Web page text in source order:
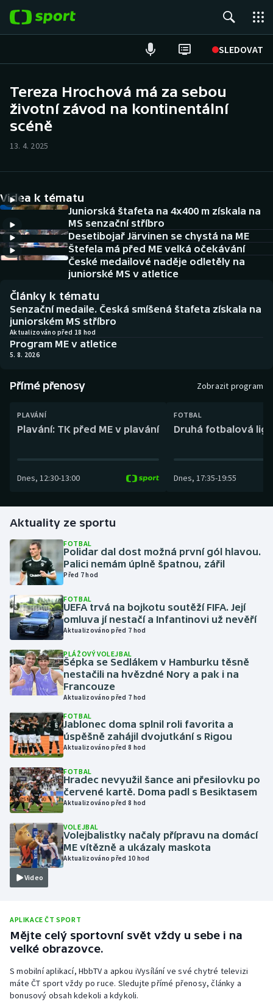
SLEDOVAT
Hokej
Cyklistika
DALŠÍ SPORTY
Americký fotbal
Baseball a softbal
Basketbal
Biatlon
Curling
Futsal
Golf
Gymnastika
Házená
Jezdectví
Judo
Krasobruslení
Lezení
Lyže a snowboard
Moderní pětiboj
Motorsport
Olympijské hry
Parasport
Plážový volejbal
Ragby
Rychlobruslení
NEPŘEHLÉDNĚTE
Historické návraty
Aplikace ČT sport
Tereza Hrochová má za sebou
životní závod na kontinentální
scéně
13. 4. 2025
Videa k tématu
Juniorská štafeta na 4x400 m získala na
MS senzační stříbro
Desetibojař Järvinen se chystá na ME
Štefela má před ME velká očekávání
České medailové naděje odletěly na
juniorské MS v atletice
Články k tématu
Senzační medaile. Česká smíšená štafeta získala na
juniorském MS stříbro
Aktualizováno před 18 hod
Program ME v atletice
5. 8. 2026
Přímé přenosy Zobrazit program
PLAVÁNÍ
Plavání: TK před ME v plavání
Dnes, 12:30-13:00
FOTBAL
Druhá fotbalová
Dnes, 17:35-19:55
Aktuality ze sportu
FOTBAL
Polidar dal dost možná první gól hlavou.
Palici nemám úplně špatnou, zářil
Před 7 hod
FOTBAL
UEFA trvá na bojkotu soutěží FIFA. Její
omluva jí nestačí a Infantinovi už nevěří
Aktualizováno před 7 hod
PLÁŽOVÝ VOLEJBAL
Šépka se Sedlákem v Hamburku těsně
nestačili na hvězdné Nory a pak i na
Francouze
Aktualizováno před 7 hod
FOTBAL
Jablonec doma splnil roli favorita a
úspěšně zahájil dvojutkání s Rigou
Aktualizováno před 8 hod
FOTBAL
Hradec nevyužil šance ani přesilovku po
červené kartě. Doma padl s Besiktasem
Aktualizováno před 8 hod
Video
VOLEJBAL
Volejbalistky načaly přípravu na domácí
ME vítězně a ukázaly maskota
Aktualizováno před 10 hod
APLIKACE ČT SPORT
Mějte celý sportovní svět vždy u sebe i na
velké obrazovce.
S mobilní aplikací, HbbTV a apkou iVysílání ve své chytré televizi
máte ČT sport vždy po ruce. Sledujte přímé přenosy, články a
bonusový obsah kdekoli a kdykoli.